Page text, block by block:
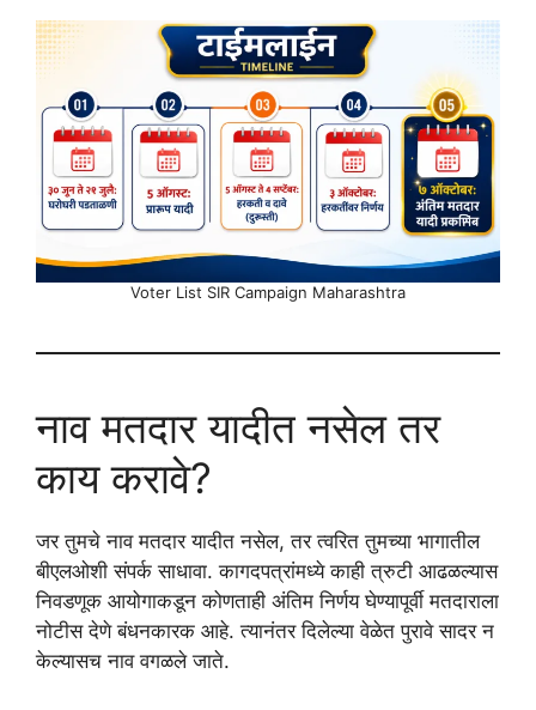
Voter List SIR Campaign Maharashtra
नाव मतदार यादीत नसेल तर
काय करावे?
जर तुमचे नाव मतदार यादीत नसेल, तर त्वरित तुमच्या भागातील
बीएलओशी संपर्क साधावा. कागदपत्रांमध्ये काही त्रुटी आढळल्यास
निवडणूक आयोगाकडून कोणताही अंतिम निर्णय घेण्यापूर्वी मतदाराला
नोटीस देणे बंधनकारक आहे. त्यानंतर दिलेल्या वेळेत पुरावे सादर न
केल्यासच नाव वगळले जाते.